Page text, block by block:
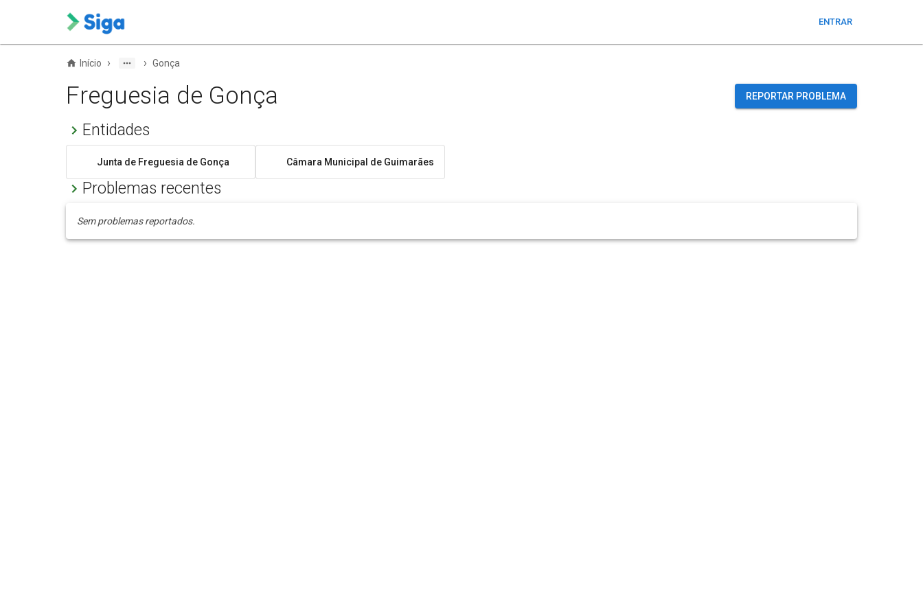
ENTRAR
Início › › Gonça
Freguesia de Gonça REPORTAR PROBLEMA
Entidades
Junta de Freguesia de Gonça Câmara Municipal de Guimarães
Problemas recentes
Sem problemas reportados.